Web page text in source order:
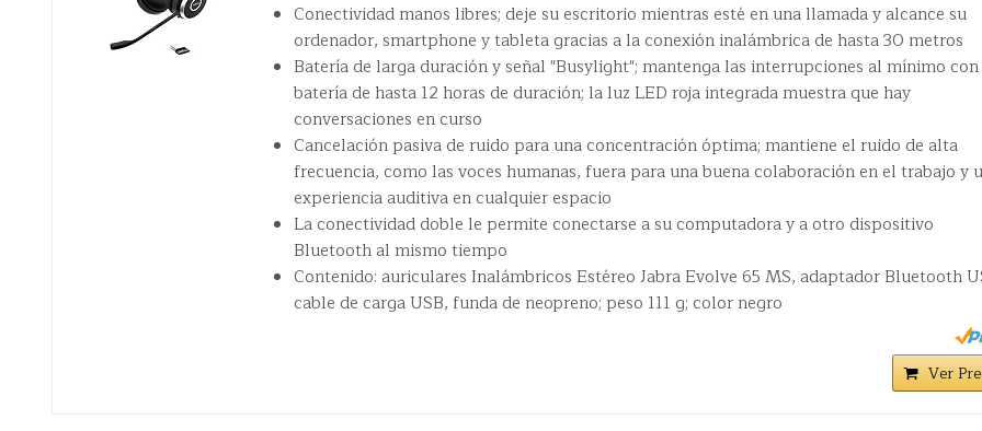
Conectividad manos libres; deje su escritorio mientras esté en una llamada y alcance su
ordenador, smartphone y tableta gracias a la conexión inalámbrica de hasta 30 metros
Batería de larga duración y señal "Busylight"; mantenga las interrupciones al mínimo
batería de hasta 12 horas de duración; la luz LED roja integrada muestra que hay
conversaciones en curso
Cancelación pasiva de ruido para una concentración óptima; mantiene el ruido de alta
frecuencia, como las voces humanas, fuera para una buena colaboración en el trabajo y
experiencia auditiva en cualquier espacio
La conectividad doble le permite conectarse a su computadora y a otro dispositivo
Bluetooth al mismo tiempo
Contenido: auriculares Inalámbricos Estéreo Jabra Evolve 65 MS, adaptador Bluetooth
cable de carga USB, funda de neopreno; peso 111 g; color negro
Ver